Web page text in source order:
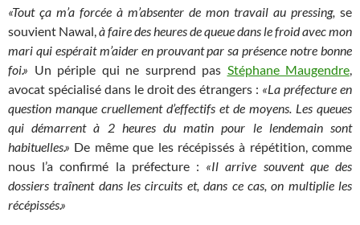
«Tout ça m’a forcée à m’absenter de mon travail au pressing, se
souvient Nawal,à faire des heures de queue dans le froid avec mon
mari qui espérait m’aider en prouvant par sa présence notre bonne
foi.» Un périple qui ne surprend pas Stéphane Maugendre,
avocat spécialisé dans le droit des étrangers : «La préfecture en
question manque cruellement d’effectifs et de moyens. Les queues
qui démarrent à 2 heures du matin pour le lendemain sont
habituelles.» De même que les récépissés à répétition, comme
nous l’a confirmé la préfecture : «Il arrive souvent que des
dossiers traînent dans les circuits et, dans ce cas, on multiplie les
récépissés.»